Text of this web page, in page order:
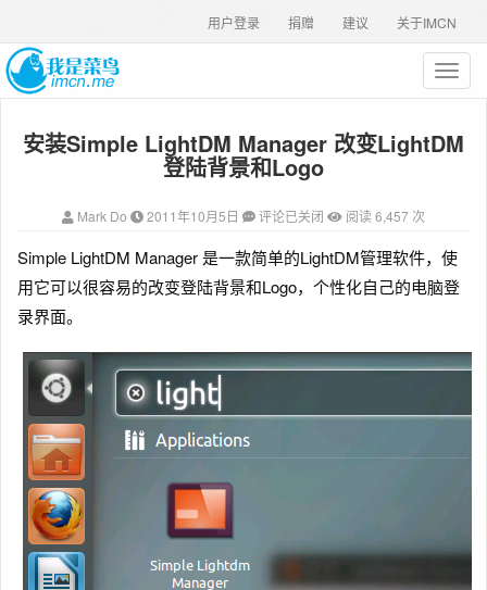
关于IMCN
建议
捐赠
用户登录
T
o
g
v
i
g
i
o
安装Simple LightDM Manager 改变LightDM
登陆背景和Logo
Mark Do 2011年10月5日 评论已关闭 阅读 6,457 次
Simple LightDM Manager 是一款简单的LightDM管理软件，使
用它可以很容易的改变登陆背景和Logo，个性化自己的电脑登
录界面。